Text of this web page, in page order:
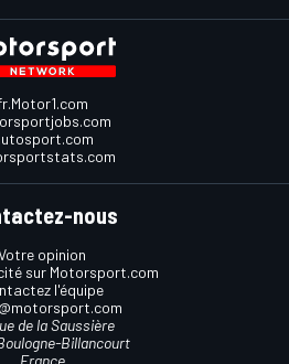
nous
opinion
sur Motorsport.com
l'équipe
de la Saussière
Billancourt
France